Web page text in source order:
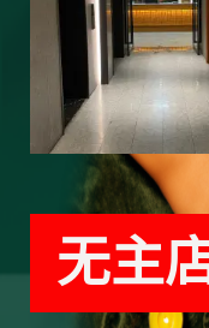
无主